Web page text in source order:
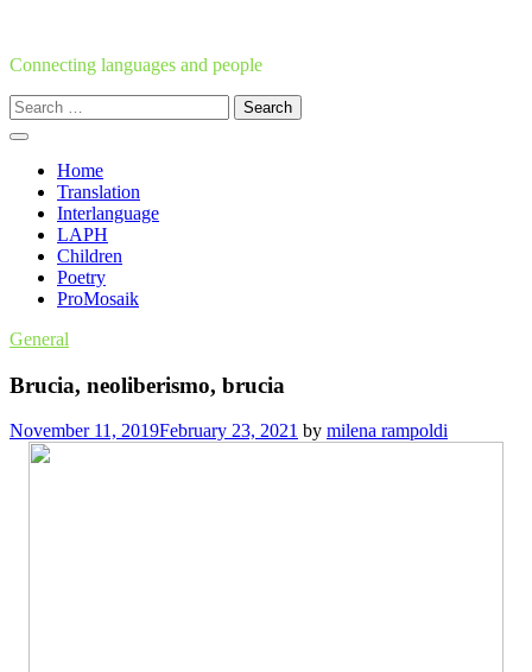
content
Connecting languages and people
Search
for:
Home
Translation
Interlanguage
LAPH
Children
Poetry
ProMosaik
General
Brucia, neoliberismo, brucia
November 11, 2019February 23, 2021 by milena rampoldi